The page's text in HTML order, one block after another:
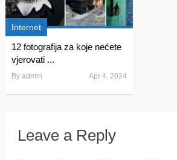
Internet
12 fotografija za koje nećete
vjerovati ...
By admin Apr 4, 2024
Leave a Reply